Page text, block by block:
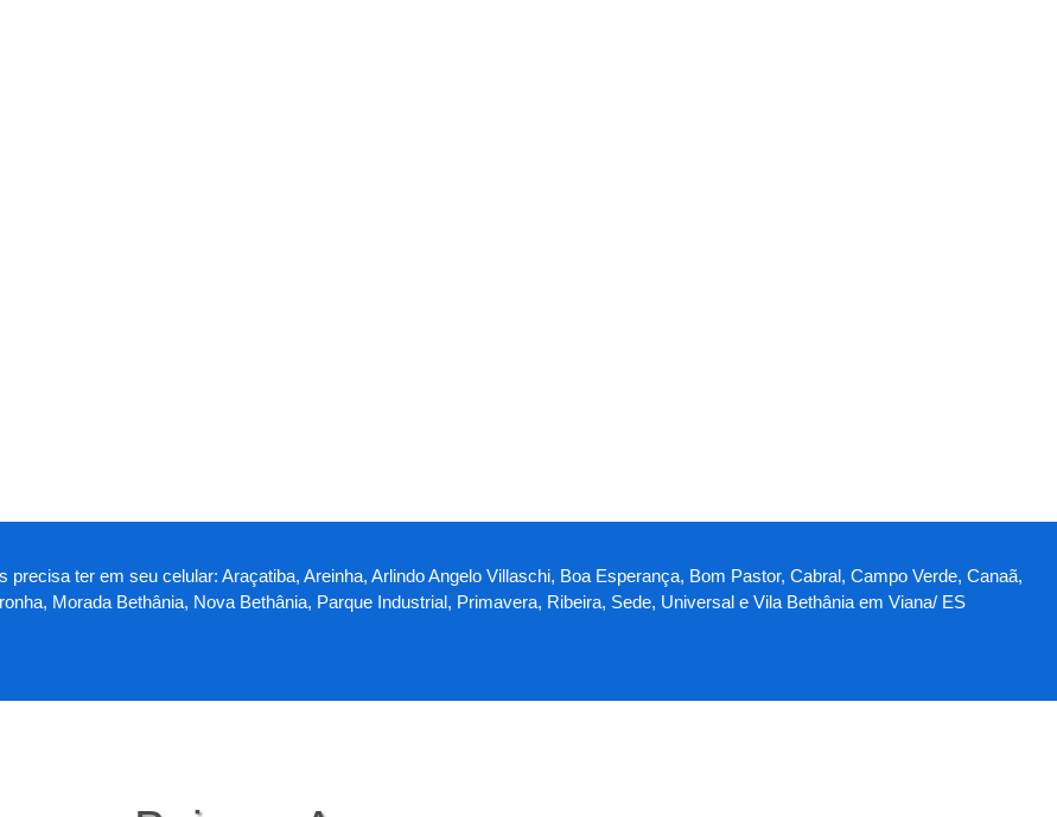
ter em seu celular: Araçatiba, Areinha, Arlindo Angelo Villaschi, Boa Esperança, Bom Pastor, Cabral, Campo Verde, Canaã,
Morada Bethânia, Nova Bethânia, Parque Industrial, Primavera, Ribeira, Sede, Universal e Vila Bethânia em Viana/ ES